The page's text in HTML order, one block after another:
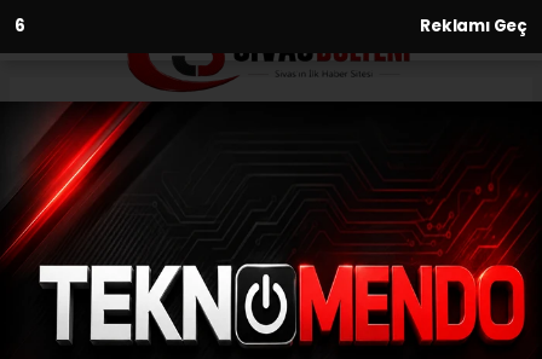
4 Reklamı Geç
Anasayfa Yaşam
Tarihi Ulu Cami Çevresindeki
Çalışma Saatlerine Tepki
(Menderes APAYDIN) - Sivas Bülteni | 26.06.2026 - 06:47,
Güncelleme: 30.06.2026 - 14:04